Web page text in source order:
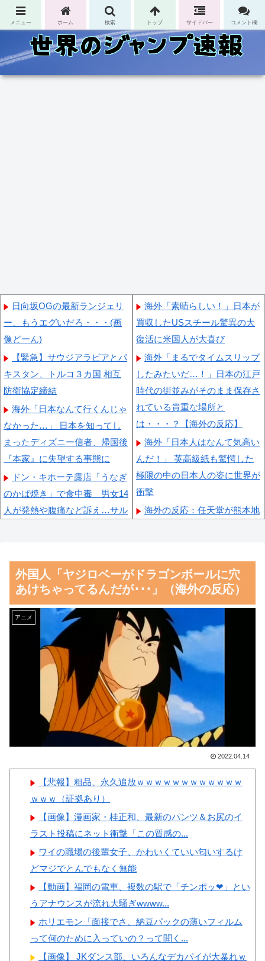
コンテンツへスキップ
日向坂OGの最新ランジェリ
ー、もうエグいだろ・・・(画
像どーん)
【緊急】サウジアラビアとパ
キスタン、トルコ３カ国 相互
防衛協定締結
海外「日本なんて行くんじゃ
なかった…」 日本を知ってし
まったディズニー信者、帰国後
『本家』に失望する事態に
ドン・キホーテ露店「うなぎ
のかば焼き」で食中毒 男女14
人が発熱や腹痛など訴え…サル
車からリアガラスが飛んでくる
事故(ﾟoﾟ)
【朗報】齋藤飛鳥、前屈みで
完全に見えてる動画が拡散され
磁気嵐、地球由来のイオンが
主導…JAXAの衛星「あらせ」
舌を絡ませて、唾液交換して
── ちゅっちゅしながらの濃厚
ーワンだ」 熊本地震直後の日
本の対応のスピードに世界が衝
【画像】顔100点、体30点の
女ｗｗｗ
Powered by livedoor 相互RSS
海外「素晴らしい！」日本が
買収したUSスチール驚異の大
復活に米国人が大喜び
海外「まるでタイムスリップ
したみたいだ…！」日本の江戸
時代の街並みがそのまま保存さ
れている貴重な場所と
は・・・？【海外の反応】
海外「日本人はなんて気高い
んだ！」 英高級紙も驚愕した
極限の中の日本人の姿に世界が
衝撃
海外の反応：任天堂が熊本地
スの昨年の収益が10億ドルを突
破した事が明らかに（海外の反
応）
韓国人「日本メディアが2002
年ワールドカップ韓国準決勝も
調査すべきと主張！」→「英国
メディアも一斉に指摘‥」
韓国人「熊本地震で見る日本
の土木技術の完全勝利をご覧く
ださい」→「これはすごいわ」
「こういうのを見ると日本人は
何か適当に作る感じがしな
値である」
の2002年ベスト4の実力は、実
際にはどれくらい認められてる
んだ…？（ﾌﾞﾙﾌﾞﾙ」＝韓国の
反応
韓国人「この夏、韓国人が東
京へ行くしかない理由がこち
ら…」→「快適そうでめちゃく
ちゃ羨ましい…（ﾌﾞﾙﾌﾞﾙ」＝
外国人「ヤジロベーがドラゴンボールに穴
あけちゃってるんだが･･･」（海外の反応）
アニメ
2022.04.14
【悲報】粗品、永久追放ｗｗｗｗｗｗｗｗｗｗｗｗ
ｗｗｗ（証拠あり）
【画像】漫画家・桂正和、最新のパンツ＆お尻のイ
ラスト投稿にネット衝撃「この質感の...
ワイの職場の後輩女子、かわいくていい匂いするけ
どマジでとんでもなく無能
【動画】福岡の電車、複数の駅で「チンポッ❤」とい
うアナウンスが流れ大騒ぎwwww...
ホリエモン「面接でさ、納豆パックの薄いフィルム
って何のために入っていの？って聞く...
【画像】 JKダンス部、いろんなデカパイが大暴れｗ
メニュー ホーム 検索 トップ サイドバー コメント欄